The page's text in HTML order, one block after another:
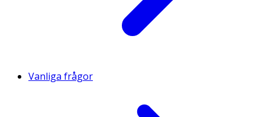
Vanliga frågor